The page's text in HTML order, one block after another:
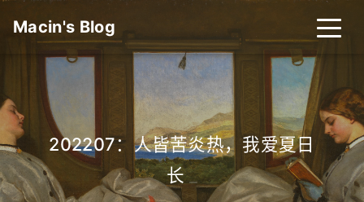
Macin's Blog
202207：人皆苦炎热，我爱夏日
长_